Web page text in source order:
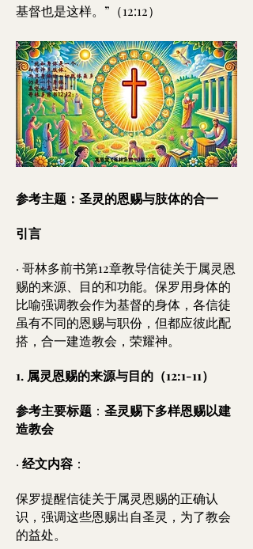
基督也是这样。”（12:12）
参考主题：圣灵的恩赐与肢体的合一
引言
· 哥林多前书第12章教导信徒关于属灵恩
赐的来源、目的和功能。保罗用身体的
比喻强调教会作为基督的身体，各信徒
虽有不同的恩赐与职份，但都应彼此配
搭，合一建造教会，荣耀神。
1. 属灵恩赐的来源与目的（12:1-11）
参考主要标题 ： 圣灵赐下多样恩赐以建
造教会
· 经文内容 ：
保罗提醒信徒关于属灵恩赐的正确认
识，强调这些恩赐出自圣灵，为了教会
的益处。